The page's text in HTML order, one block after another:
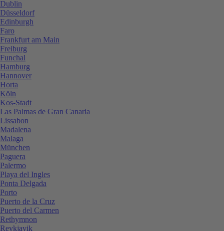
Dublin
Düsseldorf
Edinburgh
Faro
Frankfurt am Main
Freiburg
Funchal
Hamburg
Hannover
Horta
Köln
Kos-Stadt
Las Palmas de Gran Canaria
Lissabon
Madalena
Malaga
München
Paguera
Palermo
Playa del Ingles
Ponta Delgada
Porto
Puerto de la Cruz
Puerto del Carmen
Rethymnon
Reykjavik